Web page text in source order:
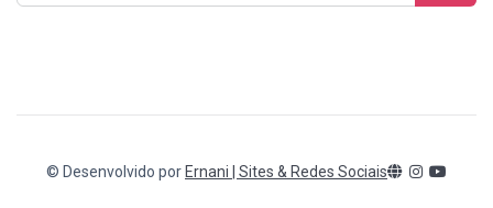
© Desenvolvido por Ernani | Sites & Redes Sociais